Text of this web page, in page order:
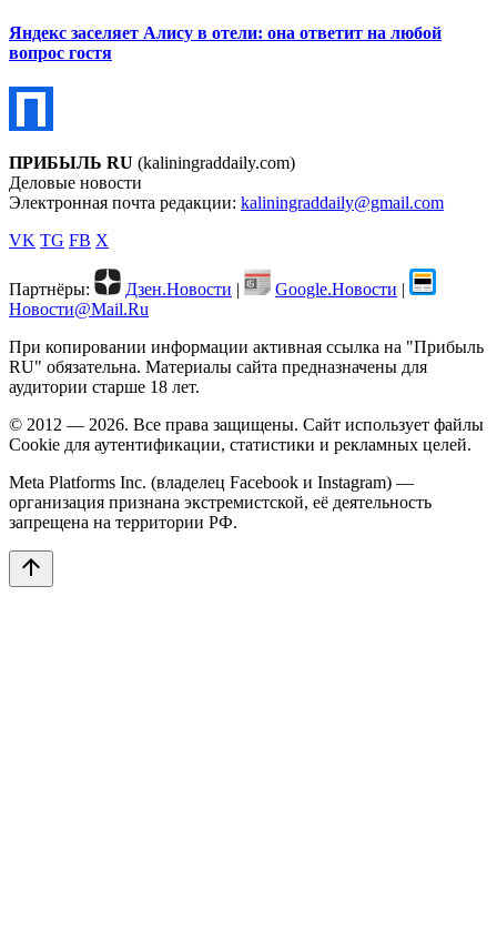
Яндекс заселяет Алису в отели: она ответит на любой
вопрос гостя
ПРИБЫЛЬ RU (kaliningraddaily.com)
Деловые новости
Электронная почта редакции: kaliningraddaily@gmail.com
VK TG FB X
Партнёры: Дзен.Новости | Google.Новости |
Новости@Mail.Ru
При копировании информации активная ссылка на "Прибыль
RU" обязательна. Материалы сайта предназначены для
аудитории старше 18 лет.
© 2012 — 2026. Все права защищены. Сайт использует файлы
Cookie для аутентификации, статистики и рекламных целей.
Meta Platforms Inc. (владелец Facebook и Instagram) —
организация признана экстремистской, её деятельность
запрещена на территории РФ.
arrow_upward